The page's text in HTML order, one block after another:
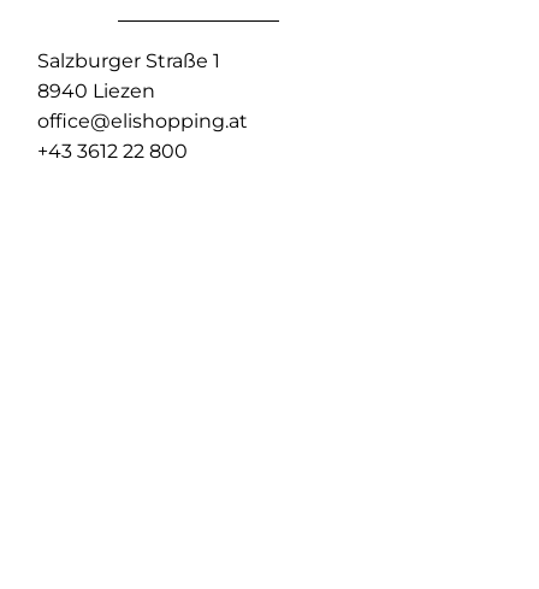
Salzburger Straße 1
8940 Liezen
office@elishopping.at
+43 3612 22 800